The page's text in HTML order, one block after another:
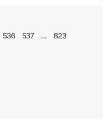
536 537 ... 823